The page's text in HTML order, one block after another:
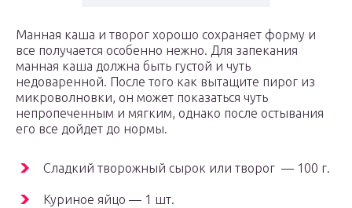
Манная каша и творог хорошо сохраняет форму и
все получается особенно нежно. Для запекания
манная каша должна быть густой и чуть
недоваренной. После того как вытащите пирог из
микроволновки, он может показаться чуть
непропеченным и мягким, однако после остывания
его все дойдет до нормы.
Сладкий творожный сырок или творог — 100 г.
Куриное яйцо — 1 шт.